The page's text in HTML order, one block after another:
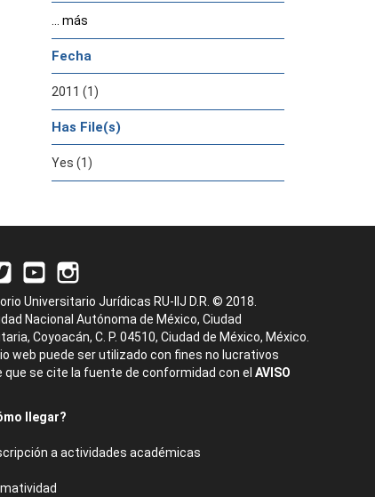
... más
Fecha
2011 (1)
Has File(s)
Yes (1)
Universitario Jurídicas RU-IIJ D.R. © 2018.
Nacional Autónoma de México, Ciudad
Coyoacán, C. P. 04510, Ciudad de México, México.
web puede ser utilizado con fines no lucrativos
que se cite la fuente de conformidad con el AVISO
llegar?
a actividades académicas